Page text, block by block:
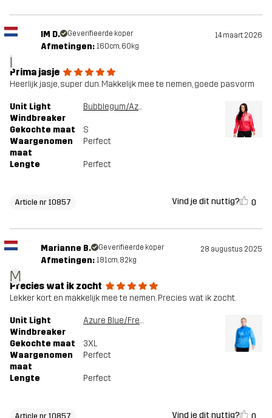
I
IM D. Geverifieerde koper 14 maart 2026
Afmetingen: 160cm, 60kg
Prima jasje
Heerlijk jasje, super dun. Makkelijk mee te nemen, goede pasvorm
Unit Light
Windbreaker
Bubblegum/Azalea
Gekochte maat
S
Waargenomen
maat
Perfect
Lengte Perfect
Article nr 10857 Vind je dit nuttig? 0
M
Marianne B. Geverifieerde koper 28 augustus 2025
Afmetingen: 181cm, 82kg
Precies wat ik zocht
Lekker kort en makkelijk mee te nemen. Precies wat ik zocht.
Unit Light
Windbreaker
Azure Blue/French Blue
Gekochte maat
3XL
Waargenomen
maat
Perfect
Lengte Perfect
Article nr 10857 Vind je dit nuttig?